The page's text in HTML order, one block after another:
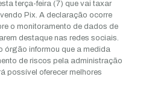
terça-feira (7) que vai taxar
Pix. A declaração ocorre
o monitoramento de dados de
destaque nas redes sociais.
órgão informou que a medida
de riscos pela administração
possível oferecer melhores